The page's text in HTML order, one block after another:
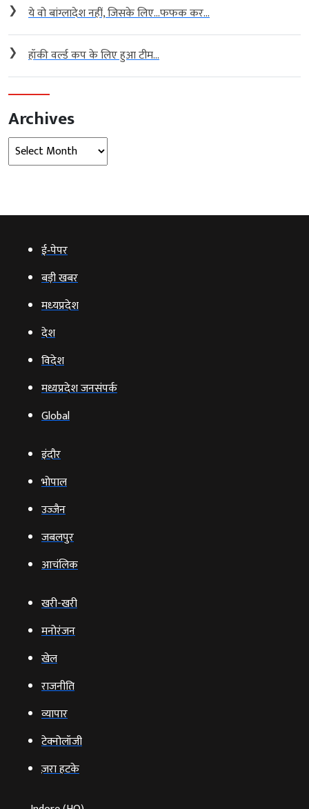
❯ ये वो बांग्लादेश नहीं, जिसके लिए…फफक कर...
❯ हॉकी वर्ल्ड कप के लिए हुआ टीम...
Archives
Archives
ई‑पेपर
बड़ी खबर
मध्‍यप्रदेश
देश
विदेश
मध्यप्रदेश जनसंपर्क
Global
इंदौर
भोपाल
उज्‍जैन
जबलपुर
आचंलिक
खरी-खरी
मनोरंजन
खेल
राजनीति
व्‍यापार
टेक्‍नोलॉजी
ज़रा हटके